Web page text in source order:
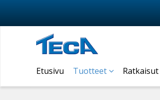
Etusivu Tuotteet Ratkaisut